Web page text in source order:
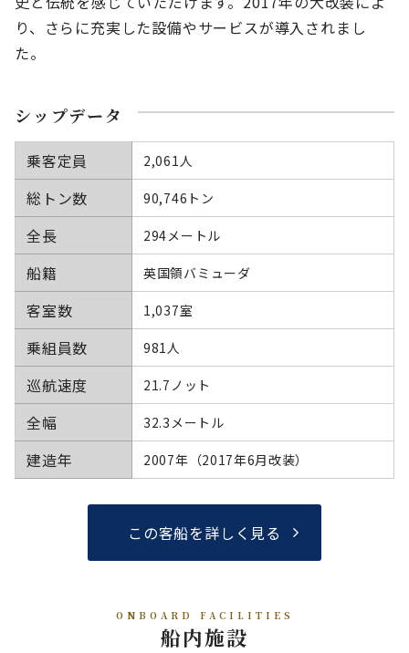
り、さらに充実した設備やサービスが導入されまし
た。
シップデータ
乗客定員 2,061人
総トン数 90,746トン
全長 294メートル
船籍 英国領バミューダ
客室数 1,037室
乗組員数 981人
巡航速度 21.7ノット
全幅 32.3メートル
建造年 2007年（2017年6月改装）
この客船を詳しく見る
ONBOARD FACILITIES
船内施設